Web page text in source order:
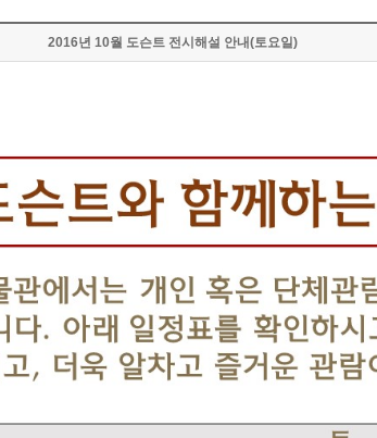
2016년 10월 도슨트 전시해설 안내(토요일)